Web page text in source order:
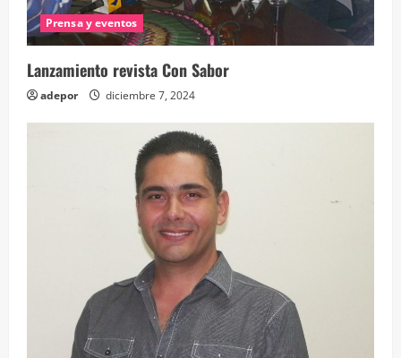
Prensa y eventos
Lanzamiento revista Con Sabor
adepor diciembre 7, 2024